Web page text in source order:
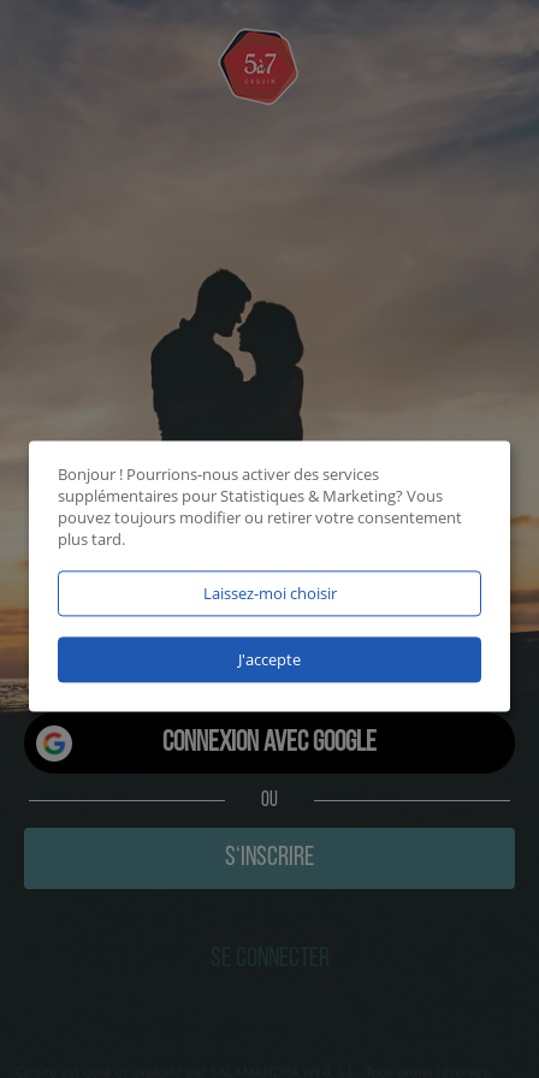
1149 utilisateurs en ligne sur
5a7coquin en ce moment!
Connexion avec Google
OU
S‘INSCRIRE
Bonjour ! Pourrions-nous activer des services
supplémentaires pourStatistiques & Marketing? Vous
pouvez toujours modifier ou retirer votre consentement
plus tard.
Laissez-moi choisir
J'accepte